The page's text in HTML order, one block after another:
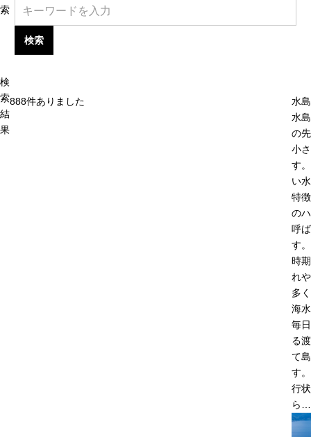
索
検索
検
索
結
果
888件ありました
水島
水
の
小
す
い
特
の
呼
す
時
れ
多
海
毎
る
て
す
行
ら…